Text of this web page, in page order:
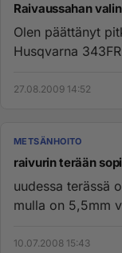
Raivaussahan
Olen päättänyt
Husqvarna
27.08.2009 14:52
METSÄNHOITO
raivurin terään
uudessa terässä
mulla on 5,5mm
10.07.2008 15:43